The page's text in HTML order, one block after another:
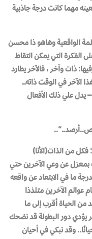
مهما كانت درجة جاذبية
الواقعية وهاهو ذا محسن
الفكرة التي يمكن التقاط
ذات وآخر ، فالآخر يطارد
الآخر في الوقت ذاته..
يدل علي ذلك الأفعال
..
فكل من الذات(الأنا)
بمعزل عن وعي الآخرين حتي
ما في الابتعاد عن واقعه
الآخرين متلذذا
الحياة أقرب إلى ما
يؤدي دور البطولة قد نضحك
وقد نبكي في أحيان